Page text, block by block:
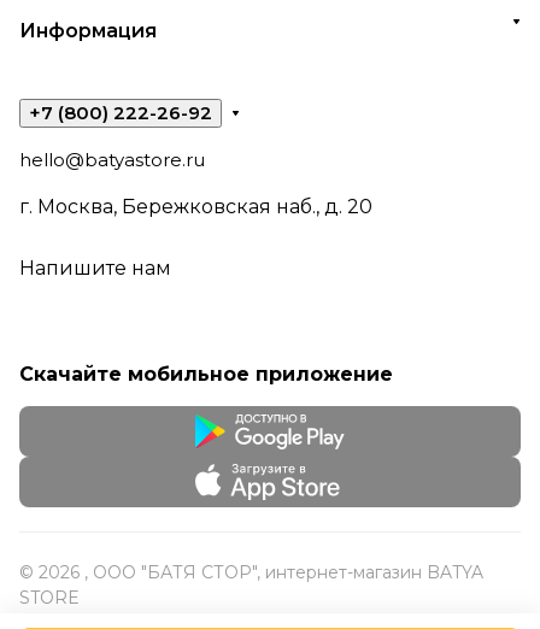
Информация
+7 (800) 222-26-92
hello@batyastore.ru
г. Москва, Бережковская наб., д. 20
Напишите нам
Скачайте мобильное приложение
© 2026 , ООО "БАТЯ СТОР", интернет-магазин BATYA
STORE